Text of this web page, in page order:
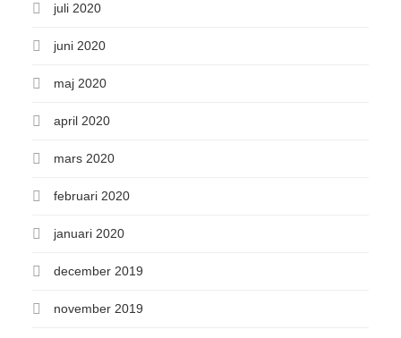
juli 2020
juni 2020
maj 2020
april 2020
mars 2020
februari 2020
januari 2020
december 2019
november 2019